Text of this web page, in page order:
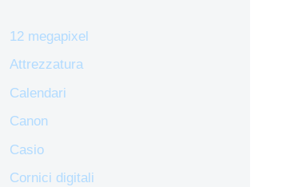
12 megapixel
Attrezzatura
Calendari
Canon
Casio
Cornici digitali